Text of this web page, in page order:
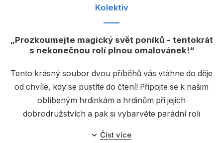
Křížovky
Počítače
Poezie
Kolektiv
Prozkoumejte magický svět poníků - tentokrát
s nekonečnou rolí plnou omalovánek!
Tento krásný soubor dvou příběhů vás vtáhne do děje
od chvíle, kdy se pustíte do čtení! Připojte se k našim
oblíbeným hrdinkám a hrdinům při jejich
dobrodružstvích a pak si vybarvěte parádní roli
equestrijského světa. Můžete se u ní bavit celé hodiny
Číst více